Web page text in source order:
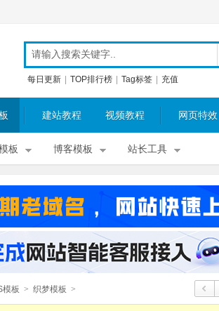
每日更新 TOP排行榜 Tag标签 充值
建站教程 视频教程 网页特效
板 博客模板 站长工具
模板 > 织梦模板 >